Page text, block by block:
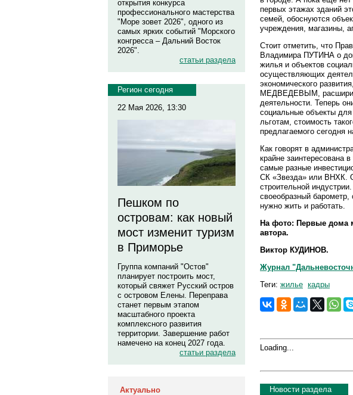
открытия конкурса
профессионального мастерства
"Море зовет 2026", одного из
самых ярких событий "Морского
конгресса – Дальний Восток
2026".
статьи раздела
Регион сегодня
22 Мая 2026, 13:30
Пешком по
островам: как новый
мост изменит туризм
в Приморье
Группа компаний "Остов"
планирует построить мост,
который свяжет Русский остров
с островом Елены. Переправа
станет первым этапом
масштабного проекта
комплексного развития
территории. Завершение работ
намечено на конец 2027 года.
статьи раздела
Актуально
первых этажах зданий
семей, обоснуются
учреждения, магазины,
Стоит отметить, что
Владимира ПУТИНА о
жилья и объектов
осуществляющих
экономического
МЕДВЕДЕВЫМ,
деятельности. Теперь
социальные объекты
льготам, стоимость
предлагаемого сегодня
Как говорят в
крайне заинтересована
самые разные
СК «Звезда» или ВНХК.
строительной
своеобразный
нужно жить и работать.
На фото: Первые дома
автора.
Виктор КУДИНОВ.
Журнал
Теги: жилье кадры
Loading...
Новости раздела